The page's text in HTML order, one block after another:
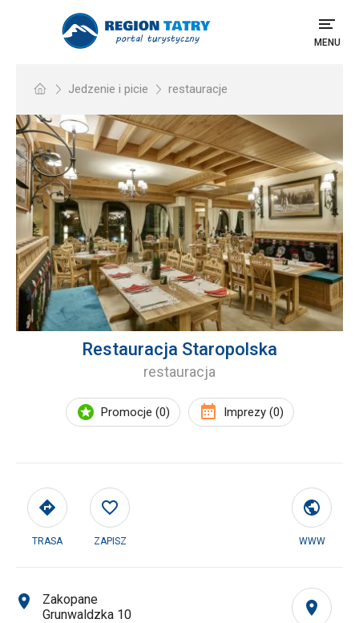
MENU
Jedzenie i picie restauracje
Restauracja Staropolska
restauracja
Promocje (0) Imprezy (0)
TRASA ZAPISZ WWW
Zakopane
Grunwaldzka 10